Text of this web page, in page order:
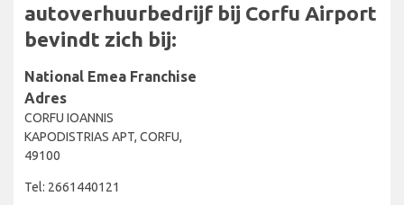
autoverhuurbedrijf bij Corfu Airport
bevindt zich bij:
National Emea Franchise
Adres
CORFU IOANNIS
KAPODISTRIAS APT, CORFU,
49100
Tel: 2661440121